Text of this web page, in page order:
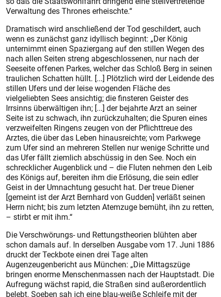
Verwaltung des Thrones erheischte.“
Dramatisch wird anschließend der Tod geschildert, auch
wenn es zunächst ganz idyllisch beginnt: „Der König
unternimmt einen Spaziergang auf den stillen Wegen des
nach allen Seiten streng abgeschlossenen, nur nach der
Seeseite offenen Parkes, welcher das Schloß Berg in seinen
traulichen Schatten hüllt. [...] Plötzlich wird der Leidende des
stillen Ufers und der leise wogenden Fläche des
vielgeliebten Sees ansichtig; die finsteren Geister des
Irrsinns überwältigen ihn; [...] der bejahrte Arzt an seiner
Seite ist zu schwach, ihn zurückzuhalten; die Spuren eines
verzweifelten Ringens zeugen von der Pflichttreue des
Arztes, die über das Leben hinausreichte; vom Parkwege
zum Ufer sind an mehreren Stellen nur wenige Schritte und
das Ufer fällt ziemlich abschüssig in den See. Noch ein
schrecklicher Augenblick und – die Fluten nehmen den Leib
des Königs auf, bereiten ihm die Erlösung, die sein edler
Geist in der Umnachtung gesucht hat. Der treue Diener
[gemeint ist der Arzt Bernhard von Gudden] verläßt seinen
Herrn nicht; bis zum letzten Atemzuge bemüht, ihn zu retten,
– stirbt er mit ihm.“
Die Verschwörungs- und Rettungstheorien blühten aber
schon damals auf. In derselben Ausgabe vom 17. Juni 1886
druckt der Teckbote einen drei Tage alten
Augenzeugenbericht aus München: „Die Mittagszüge
bringen enorme Menschenmassen nach der Hauptstadt. Die
Aufregung wächst rapid, die Straßen sind außerordentlich
belebt. Soeben sah ich eine blau-weiße Schleife mit der